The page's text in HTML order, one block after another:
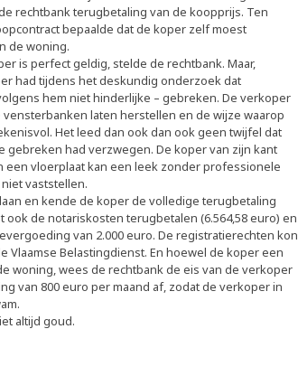
rechtbank terugbetaling van de koopprijs. Ten
bepaalde dat de koper zelf moest
de woning.
is perfect geldig, stelde de rechtbank. Maar,
had tijdens het deskundig onderzoek dat
hem niet hinderlijke – gebreken. De verkoper
laten herstellen en de wijze waarop
Het leed dan ook dan ook geen twijfel dat
had verzwegen. De koper van zijn kant
vloerplaat kan een leek zonder professionele
vaststellen.
en kende de koper de volledige terugbetaling
de notariskosten terugbetalen (6.564,58 euro) en
van 2.000 euro. De registratierechten kon
Belastingdienst. En hoewel de koper een
woning, wees de rechtbank de eis van de verkoper
van 800 euro per maand af, zodat de verkoper in
altijd goud.